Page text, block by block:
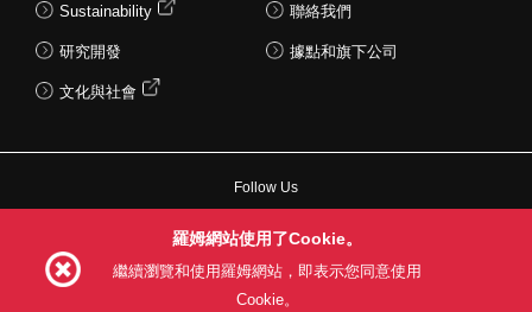
Sustainability
研究開發
文化與社會
聯絡我們
據點和旗下公司
Follow Us
羅姆網站使用了Cookie。
繼續瀏覽和使用羅姆網站，即表示您同意使用
Cookie。